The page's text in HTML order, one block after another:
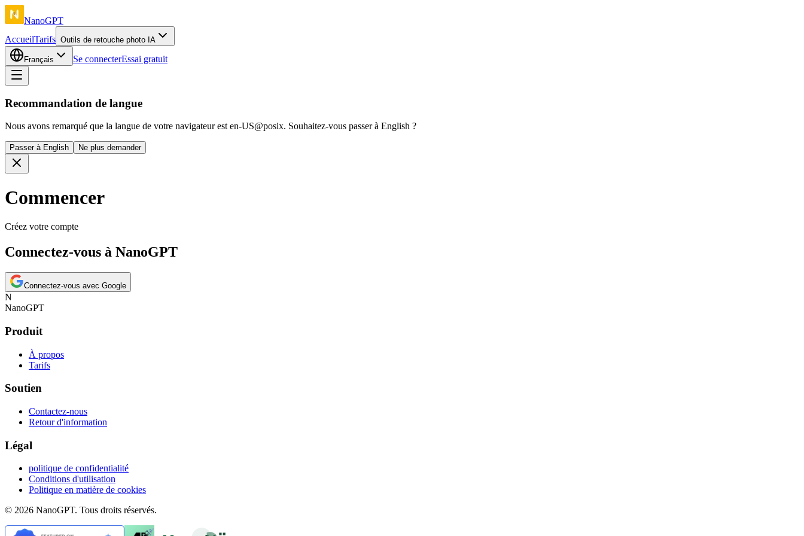
NanoGPT
AccueilTarifs Outils de retouche photo IA
Français Se connecterEssai gratuit
Recommandation de langue
Nous avons remarqué que la langue de votre navigateur est en-US@posix. Souhaitez-vous passer à English ?
Passer à English Ne plus demander
Commencer
Créez votre compte
Connectez-vous à NanoGPT
Connectez-vous avec Google
N
NanoGPT
Produit
À propos
Tarifs
Soutien
Contactez-nous
Retour d'information
Légal
politique de confidentialité
Conditions d'utilisation
Politique en matière de cookies
© 2026 NanoGPT. Tous droits réservés.